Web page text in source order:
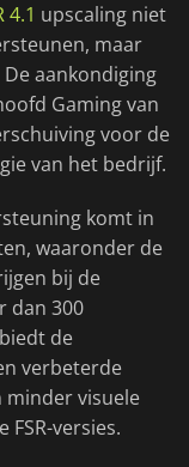
4.1 upscaling niet
maar
aankondiging
Gaming van
voor de
van het bedrijf.
komt in
waaronder de
bij de
dan 300
de
verbeterde
minder visuele
versies.